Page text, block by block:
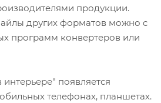
продукции.
других форматов можно с
программ конвертеров или
появляется
телефонах, планшетах.